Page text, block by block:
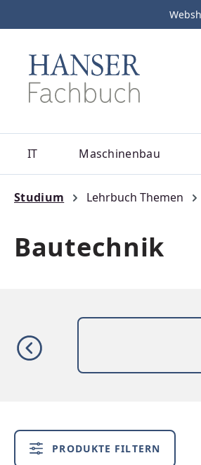
Zur Hauptnavigation springen
IT Maschinenbau
Studium Lehrbuch Themen
Bautechnik
PRODUKTE FILTERN